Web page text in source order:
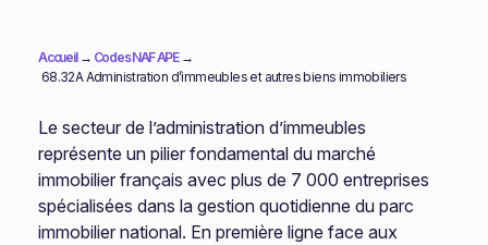
Accueil→ Codes NAF APE→
68.32A Administration d’immeubles et autres biens immobiliers
Le secteur de l’administration d’immeubles
représente un pilier fondamental du marché
immobilier français avec plus de 7 000 entreprises
spécialisées dans la gestion quotidienne du parc
immobilier national. En première ligne face aux